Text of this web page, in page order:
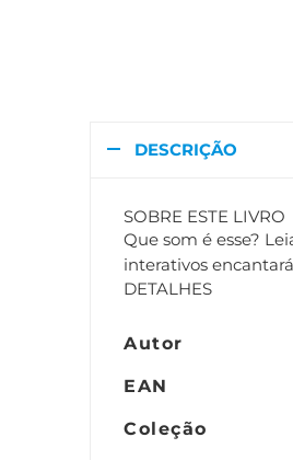
DESCRIÇÃO
SOBRE ESTE LIVRO
Que som é esse?
interativos
DETALHES
Autor
EAN
Coleção